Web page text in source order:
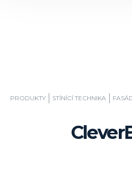
PRODUKTY STÍNÍCÍ TECHNIKA